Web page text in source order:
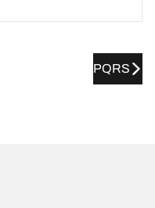
PQRS